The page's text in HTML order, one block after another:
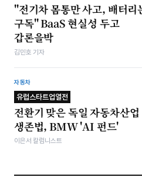
"전기차 몸통만 사고, 배터리
구독" BaaS 현실성 두고
갑론을박
김민호 기자
자동차
유럽스타트업열전
전환기 맞은 독일 자동차산업
생존법, BMW 'AI 펀드'
이은서 칼럼니스트